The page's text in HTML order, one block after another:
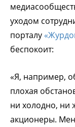
уходом
порталу
беспокоит:
«Я, например,
плохая
ни холодно, ни
акционеры.